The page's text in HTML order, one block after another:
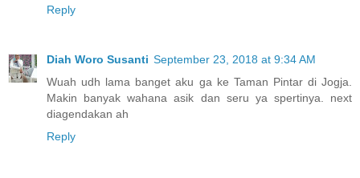
Reply
Diah Woro Susanti September 23, 2018 at 9:34 AM
Wuah udh lama banget aku ga ke Taman Pintar di Jogja.
Makin banyak wahana asik dan seru ya spertinya. next
diagendakan ah
Reply